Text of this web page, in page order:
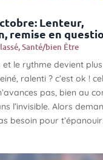
Lenteur,
remise en
,Santé/bien Être
et le rythme devient
ralenti ? c’est ok !
pas, bien au
l’invisible. Alors
besoin pour